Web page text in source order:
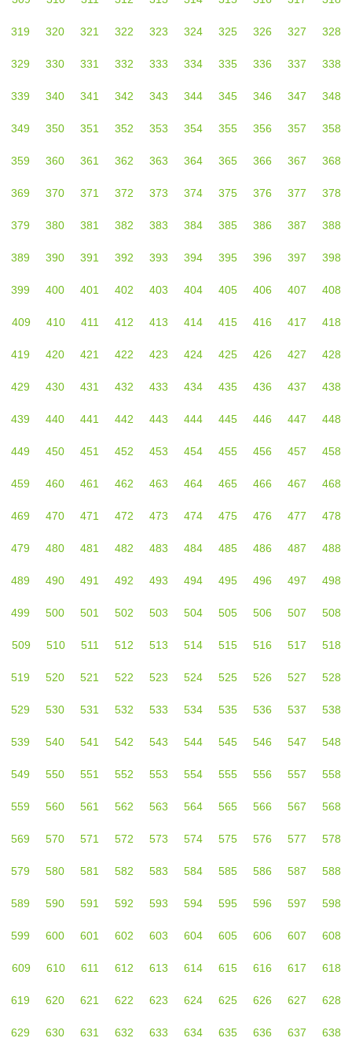
319 320 321 322 323 324 325 326 327 328
329 330 331 332 333 334 335 336 337 338
339 340 341 342 343 344 345 346 347 348
349 350 351 352 353 354 355 356 357 358
359 360 361 362 363 364 365 366 367 368
369 370 371 372 373 374 375 376 377 378
379 380 381 382 383 384 385 386 387 388
389 390 391 392 393 394 395 396 397 398
399 400 401 402 403 404 405 406 407 408
409 410 411 412 413 414 415 416 417 418
419 420 421 422 423 424 425 426 427 428
429 430 431 432 433 434 435 436 437 438
439 440 441 442 443 444 445 446 447 448
449 450 451 452 453 454 455 456 457 458
459 460 461 462 463 464 465 466 467 468
469 470 471 472 473 474 475 476 477 478
479 480 481 482 483 484 485 486 487 488
489 490 491 492 493 494 495 496 497 498
499 500 501 502 503 504 505 506 507 508
509 510 511 512 513 514 515 516 517 518
519 520 521 522 523 524 525 526 527 528
529 530 531 532 533 534 535 536 537 538
539 540 541 542 543 544 545 546 547 548
549 550 551 552 553 554 555 556 557 558
559 560 561 562 563 564 565 566 567 568
569 570 571 572 573 574 575 576 577 578
579 580 581 582 583 584 585 586 587 588
589 590 591 592 593 594 595 596 597 598
599 600 601 602 603 604 605 606 607 608
609 610 611 612 613 614 615 616 617 618
619 620 621 622 623 624 625 626 627 628
629 630 631 632 633 634 635 636 637 638